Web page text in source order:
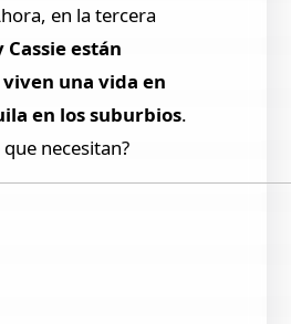
en la tercera
Cassie están
una vida en
en los suburbios.
necesitan?